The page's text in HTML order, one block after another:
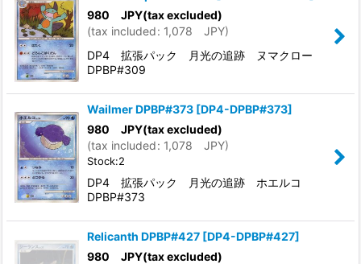
980 JPY(tax excluded)
(tax included: 1,078 JPY)
DP4 拡張パック 月光の追跡 ヌマクロー
DPBP#309
Wailmer DPBP#373 [DP4-DPBP#373]
980 JPY(tax excluded)
(tax included: 1,078 JPY)
Stock:2
DP4 拡張パック 月光の追跡 ホエルコ
DPBP#373
Relicanth DPBP#427 [DP4-DPBP#427]
980 JPY(tax excluded)